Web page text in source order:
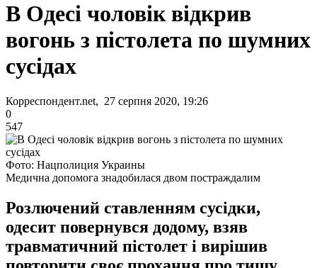
В Одесі чоловік відкрив
вогонь з пістолета по шумних
сусідах
Корреспондент.net, 27 серпня 2020, 19:26
0
547
Фото: Нацполиция Украины
Медична допомога знадобилася двом постраждалим
Розлючений ставленням сусідки,
одесит повернувся додому, взяв
травматичний пістолет і вирішив